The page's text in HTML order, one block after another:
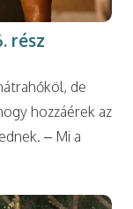
rész
de
hozzáérek az
– Mi a